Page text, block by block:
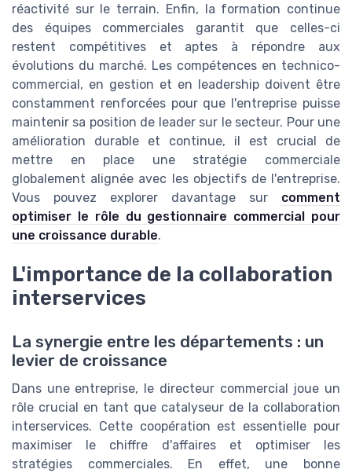
réactivité sur le terrain. Enfin, la formation continue
des équipes commerciales garantit que celles-ci
restent compétitives et aptes à répondre aux
évolutions du marché. Les compétences en technico-
commercial, en gestion et en leadership doivent être
constamment renforcées pour que l'entreprise puisse
maintenir sa position de leader sur le secteur. Pour une
amélioration durable et continue, il est crucial de
mettre en place une stratégie commerciale
globalement alignée avec les objectifs de l'entreprise.
Vous pouvez explorer davantage sur comment
optimiser le rôle du gestionnaire commercial pour
une croissance durable.
L'importance de la collaboration
interservices
La synergie entre les départements : un
levier de croissance
Dans une entreprise, le directeur commercial joue un
rôle crucial en tant que catalyseur de la collaboration
interservices. Cette coopération est essentielle pour
maximiser le chiffre d'affaires et optimiser les
stratégies commerciales. En effet, une bonne